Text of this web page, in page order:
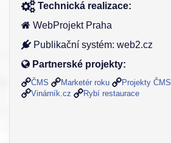
Technická realizace:
WebProjekt Praha
Publikační systém: web2.cz
Partnerské projekty:
ČMS Marketér roku
Projekty ČMS
Vinárník.cz
Rybí restaurace